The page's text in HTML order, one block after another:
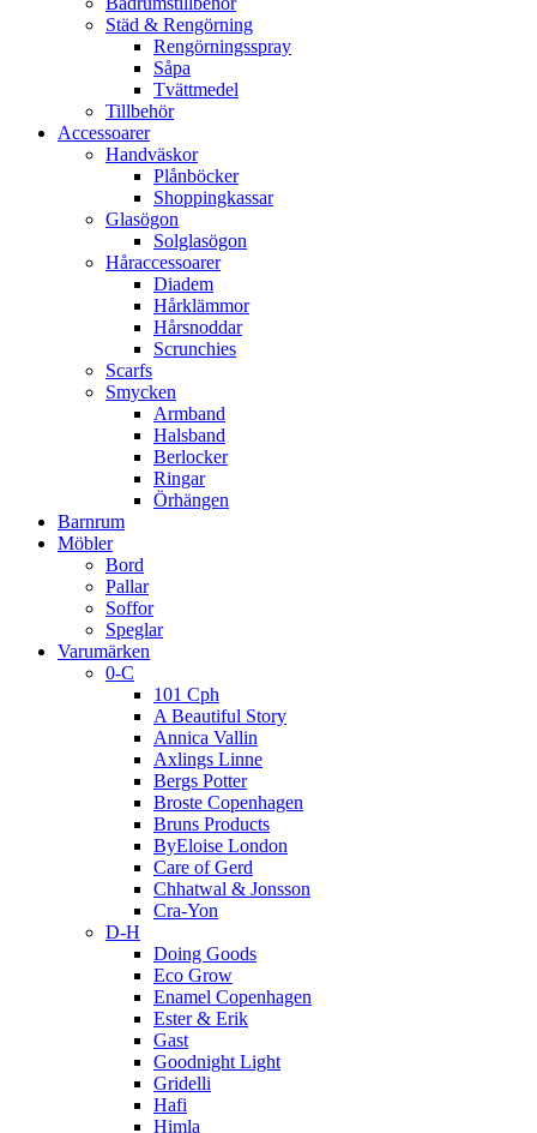
Städ & Rengörning
Rengörningsspray
Såpa
Tvättmedel
Tillbehör
Accessoarer
Handväskor
Plånböcker
Shoppingkassar
Glasögon
Solglasögon
Håraccessoarer
Diadem
Hårklämmor
Hårsnoddar
Scrunchies
Scarfs
Smycken
Armband
Halsband
Berlocker
Ringar
Örhängen
Barnrum
Möbler
Bord
Pallar
Soffor
Speglar
Varumärken
0-C
101 Cph
A Beautiful Story
Annica Vallin
Axlings Linne
Bergs Potter
Broste Copenhagen
Bruns Products
ByEloise London
Care of Gerd
Chhatwal & Jonsson
Cra-Yon
D-H
Doing Goods
Eco Grow
Enamel Copenhagen
Ester & Erik
Gast
Goodnight Light
Gridelli
Hafi
Himla